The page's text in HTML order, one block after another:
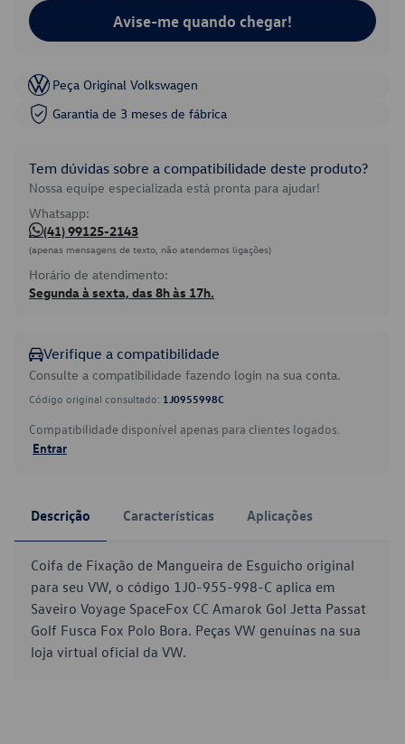
Avise-me quando chegar!
Peça Original Volkswagen
Garantia de 3 meses de fábrica
Tem dúvidas sobre a compatibilidade deste produto?
Nossa equipe especializada está pronta para ajudar!
Whatsapp:
(41) 99125-2143
(apenas mensagens de texto, não atendemos ligações)
Horário de atendimento:
Segunda à sexta, das 8h às 17h.
Verifique a compatibilidade
Consulte a compatibilidade fazendo login na sua conta.
Código original consultado: 1J0955998C
Compatibilidade disponível apenas para clientes logados.
Entrar
Descrição Características Aplicações
Coifa de Fixação de Mangueira de Esguicho original
para seu VW, o código 1J0-955-998-C aplica em
Saveiro Voyage SpaceFox CC Amarok Gol Jetta Passat
Golf Fusca Fox Polo Bora. Peças VW genuínas na sua
loja virtual oficial da VW.